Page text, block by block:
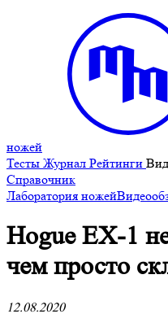
ножей
Тесты Журнал Рейтинги
Справочник
Лаборатория ножей
Hogue EX-1
чем просто
12.08.2020